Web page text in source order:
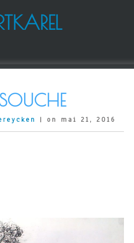
| on mai 21, 2016